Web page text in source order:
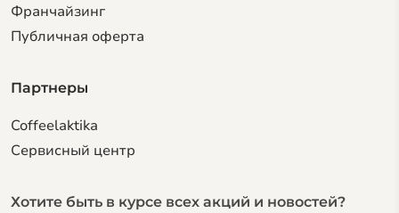
Франчайзинг
Публичная оферта
Партнеры
Coffeelaktika
Сервисный центр
Хотите быть в курсе всех акций и новостей?